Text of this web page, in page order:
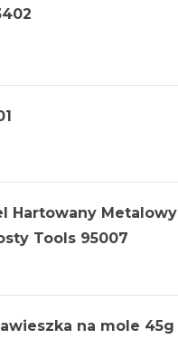
Hartowany Metalowy
Tools 95007
na mole 45g